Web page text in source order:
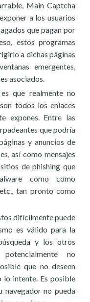
Main Captcha
a los usuarios
que pagan por
estos programas
a dichas páginas
emergentes,
asociados.
que realmente no
todos los enlaces
expones. Entre las
que podría
y anuncios de
así como mensajes
de phishing que
como como
tan pronto como
difícilmente puede
es válido para la
y los otros
no
que no deseen
lo intente. Es posible
navegador no pueda